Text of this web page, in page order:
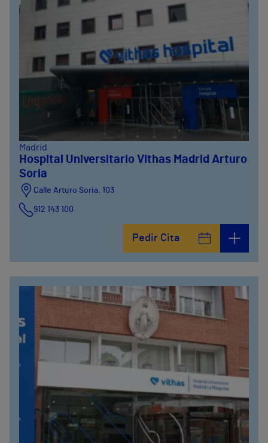
Madrid
Hospital Universitario Vithas Madrid Arturo
Soria
Calle Arturo Soria, 103
912 143 100
912 143 100
Pedir Cita